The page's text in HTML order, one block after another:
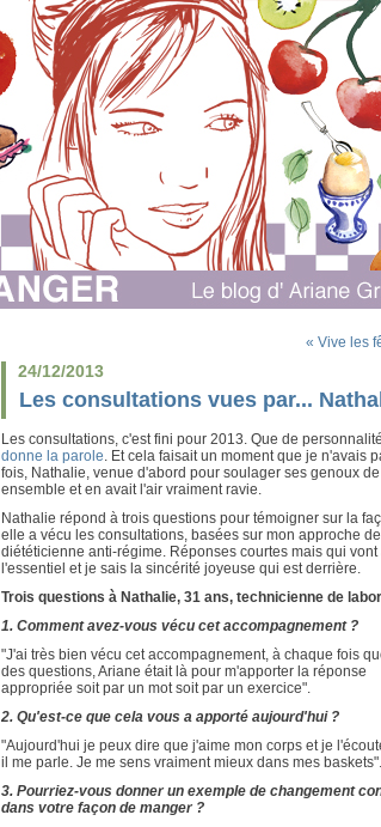
« Vive les
24/12/2013
Les consultations vues par...
Les consultations, c'est fini pour 2013. Que de
donne la parole. Et cela faisait un moment que je n'avais
fois, Nathalie, venue d'abord pour soulager ses genoux
ensemble et en avait l'air vraiment ravie.
Nathalie répond à trois questions pour témoigner sur la
elle a vécu les consultations, basées sur mon approche de
diététicienne anti-régime. Réponses courtes mais qui vont
l'essentiel et je sais la sincérité joyeuse qui est derrière.
Trois questions à Nathalie, 31 ans, technicienne de
1. Comment avez-vous vécu cet accompagnement ?
"J'ai très bien vécu cet accompagnement, à chaque fois
des questions, Ariane était là pour m'apporter la réponse
appropriée soit par un mot soit par un exercice".
2. Qu'est-ce que cela vous a apporté aujourd'hui ?
"Aujourd'hui je peux dire que j'aime mon corps et je
il me parle. Je me sens vraiment mieux dans mes baskets".
3. Pourriez-vous donner un exemple de changement
dans votre façon de manger ?